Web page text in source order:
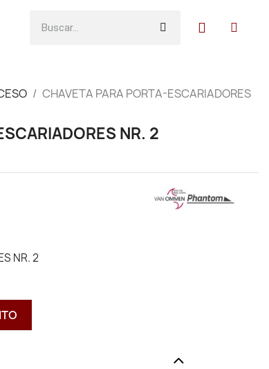
CHAVETA PARA PORTA-ESCARIADORES
NR. 2
NR. 2